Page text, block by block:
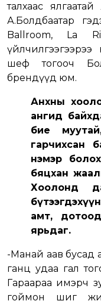
талхаас
А.Болдбаатар
Ballroom, La
шеф тогооч
брендүүд юм.
Анхны
ангид
бие
гарчихсан
нэмэр
бяцхан
Хоолонд
амт,
ярьдаг.
-Манай аав бусад
ганц удаа гал
Гараараа имэрч
гоймон шиг